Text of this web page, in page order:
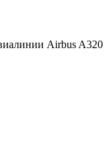
Airbus A320